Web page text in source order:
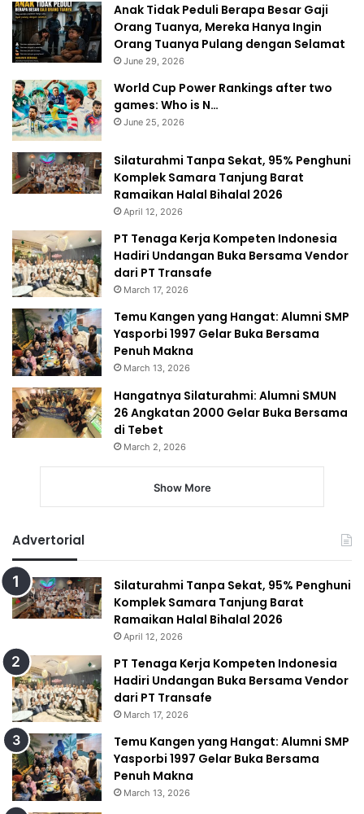
Anak Tidak Peduli Berapa Besar Gaji
Orang Tuanya, Mereka Hanya Ingin
Orang Tuanya Pulang dengan Selamat
June 29, 2026
World Cup Power Rankings after two
games: Who is N…
June 25, 2026
Silaturahmi Tanpa Sekat, 95% Penghuni
Komplek Samara Tanjung Barat
Ramaikan Halal Bihalal 2026
April 12, 2026
PT Tenaga Kerja Kompeten Indonesia
Hadiri Undangan Buka Bersama Vendor
dari PT Transafe
March 17, 2026
Temu Kangen yang Hangat: Alumni SMP
Yasporbi 1997 Gelar Buka Bersama
Penuh Makna
March 13, 2026
Hangatnya Silaturahmi: Alumni SMUN
26 Angkatan 2000 Gelar Buka Bersama
di Tebet
March 2, 2026
Show More
Advertorial
Silaturahmi Tanpa Sekat, 95% Penghuni
Komplek Samara Tanjung Barat
Ramaikan Halal Bihalal 2026
April 12, 2026
PT Tenaga Kerja Kompeten Indonesia
Hadiri Undangan Buka Bersama Vendor
dari PT Transafe
March 17, 2026
Temu Kangen yang Hangat: Alumni SMP
Yasporbi 1997 Gelar Buka Bersama
Penuh Makna
March 13, 2026